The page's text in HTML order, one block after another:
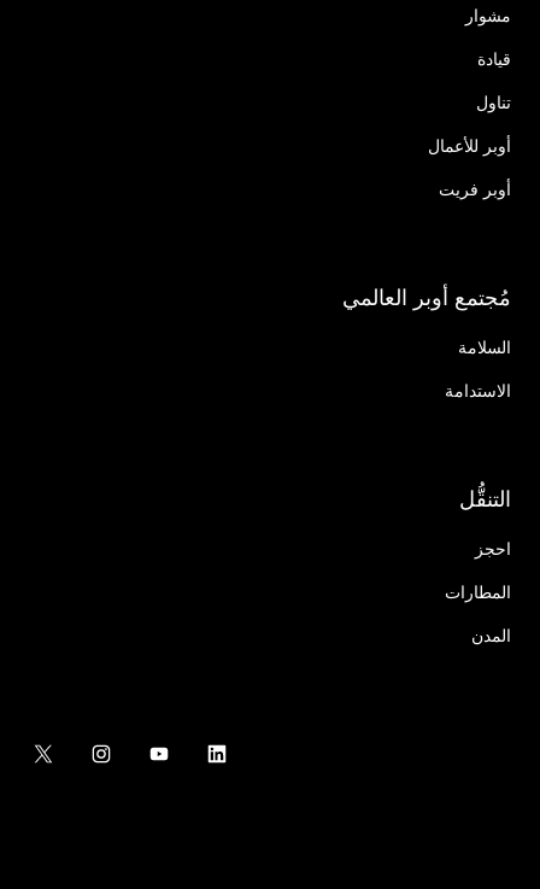
مشوار
قيادة
تناول
أوبر للأعمال
أوبر فريت
مُجتمع أوبر العالمي
السلامة
الاستدامة
التنقُّل
احجز
المطارات
المدن